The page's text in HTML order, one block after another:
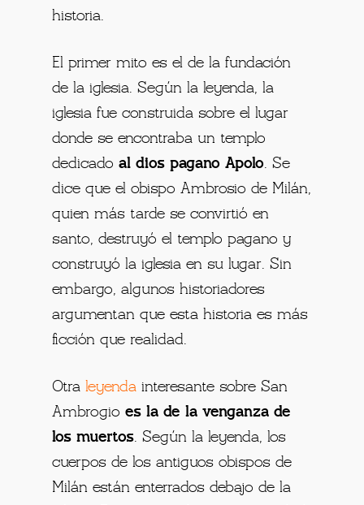
historia.
El primer mito es el de la fundación
de la iglesia. Según la leyenda, la
iglesia fue construida sobre el lugar
donde se encontraba un templo
dedicadoal dios pagano Apolo. Se
dice que el obispo Ambrosio de Milán,
quien más tarde se convirtió en
santo, destruyó el templo pagano y
construyó la iglesia en su lugar. Sin
embargo, algunos historiadores
argumentan que esta historia es más
ficción que realidad.
Otraleyenda interesante sobre San
Ambrogioes la de la venganza de
los muertos. Según la leyenda, los
cuerpos de los antiguos obispos de
Milán están enterrados debajo de la